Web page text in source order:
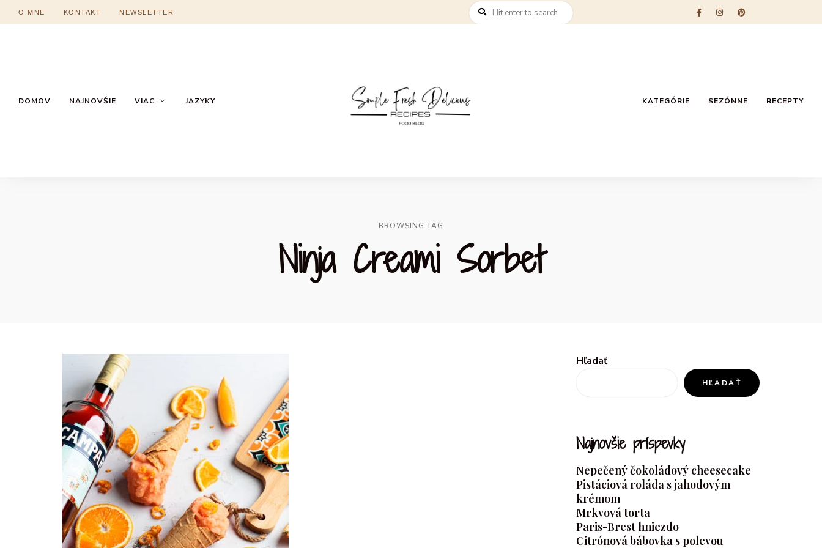
O MNE KONTAKT NEWSLETTER
DOMOV NAJNOVŠIE VIAC JAZYKY KATEGÓRIE SEZÓNNE RECEPTY
BROWSING TAG
Ninja Creami Sorbet
Hľadať
HĽADAŤ
Najnovšie príspevky
Nepečený čokoládový cheesecake
Pistáciová roláda s jahodovým
krémom
Mrkvová torta
Paris-Brest hniezdo
Citrónová bábovka s polevou